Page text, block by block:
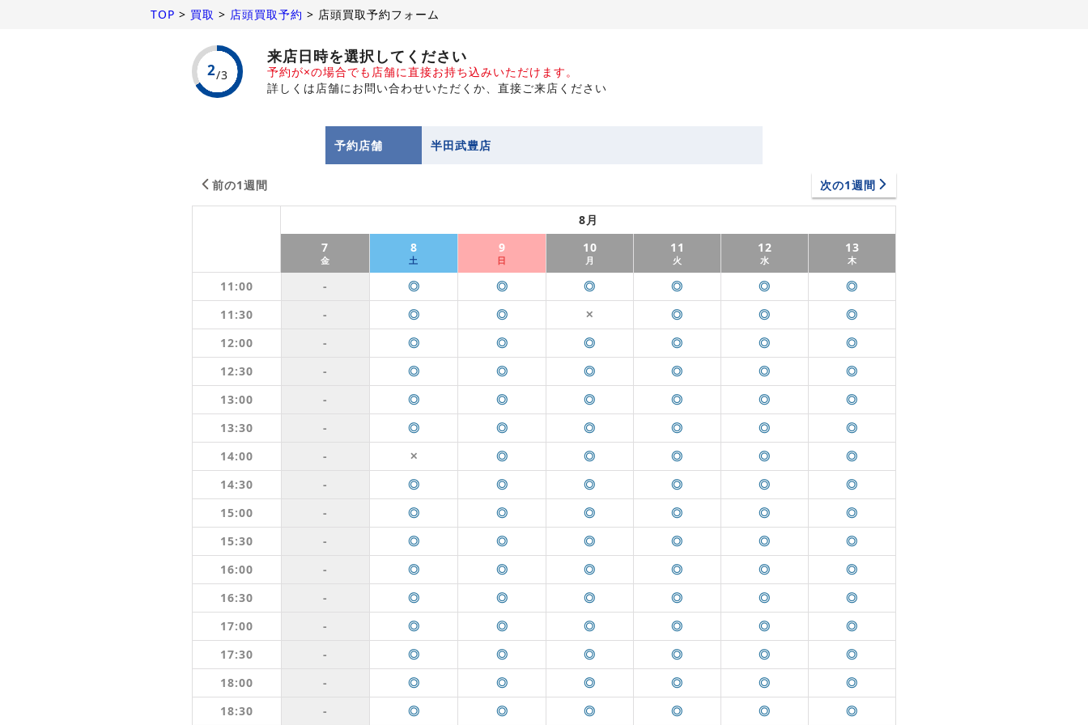
TOP > 買取 > 店頭買取予約 > 店頭買取予約フォーム
来店日時を選択してください
予約が×の場合でも店舗に直接お持ち込みいただけます。
詳しくは店舗にお問い合わせいただくか、直接ご来店ください
予約店舗 半田武豊店
前の1週間 次の1週間
8月
7
金
8
土
9
日
10
月
11
火
12
水
13
木
11:00 - ◎ ◎ ◎ ◎ ◎
◎
11:30
- ◎ ◎ ✕ ◎ ◎
◎
12:00
- ◎ ◎ ◎ ◎ ◎
◎
12:30
- ◎ ◎ ◎ ◎ ◎
◎
13:00
- ◎ ◎ ◎ ◎ ◎
◎
13:30
- ◎ ◎ ◎ ◎ ◎
◎
14:00
- ✕ ◎ ◎ ◎ ◎
◎
14:30
- ◎ ◎ ◎ ◎ ◎
◎
15:00
- ◎ ◎ ◎ ◎ ◎
◎
15:30
- ◎ ◎ ◎ ◎ ◎
◎
16:00
- ◎ ◎ ◎ ◎ ◎
◎
16:30
- ◎ ◎ ◎ ◎ ◎
◎
17:00
- ◎ ◎ ◎ ◎ ◎
◎
17:30
- ◎ ◎ ◎ ◎ ◎
◎
18:00
- ◎ ◎ ◎ ◎ ◎
◎
18:30
- ◎ ◎ ◎ ◎ ◎
◎